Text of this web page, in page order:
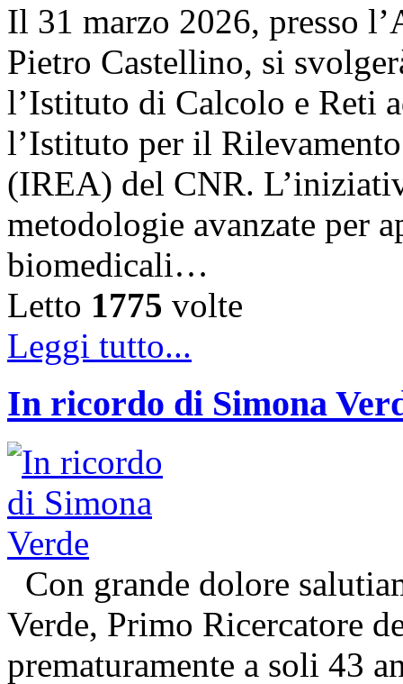
Il 31 marzo 2026, presso
Pietro Castellino, si
l’Istituto di Calcolo e Reti
l’Istituto per il
(IREA) del CNR.
metodologie avanzate per
biomedicali…
Letto 1775 volte
Leggi tutto...
In ricordo di Simona
Con grande dolore
Verde, Primo Ricercatore
prematuramente a soli 43